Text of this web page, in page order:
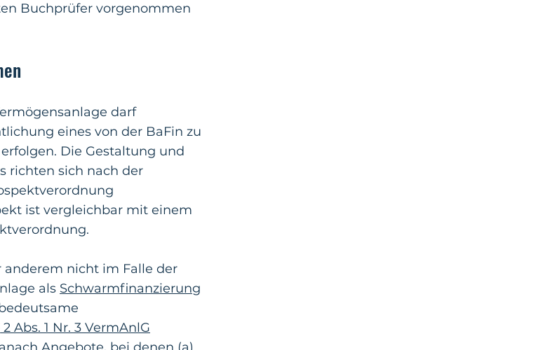
Buchprüfer vorgenommen
darf
eines von der BaFin zu
erfolgen. Die Gestaltung und
richten sich nach der
ist vergleichbar mit einem
nicht im Falle der
als Schwarmfinanzierung
2 Abs. 1 Nr. 3 VermAnlG